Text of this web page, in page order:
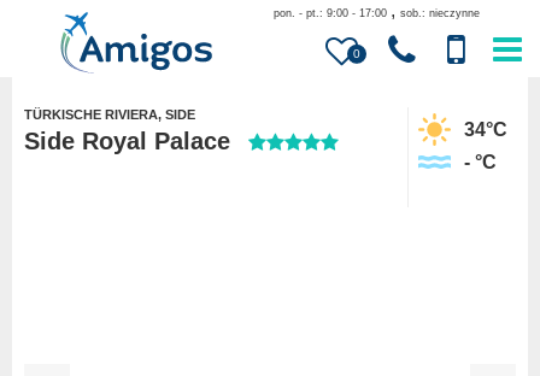
0
pon. - pt.: 9:00 - 17:00 , sob.: nieczynne
TÜRKISCHE RIVIERA, SIDE
Side Royal Palace 34°C
-°C